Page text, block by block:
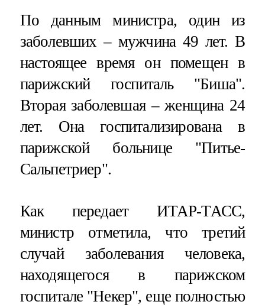
По данным министра, один из
заболевших – мужчина 49 лет. В
настоящее время он помещен в
парижский госпиталь "Биша".
Вторая заболевшая – женщина 24
лет. Она госпитализирована в
парижской больнице "Питье-
Сальпетриер".
Как передает ИТАР-ТАСС,
министр отметила, что третий
случай заболевания человека,
находящегося в парижском
госпитале "Некер", еще полностью